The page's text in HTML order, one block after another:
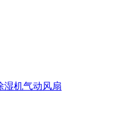
湿机气动风扇